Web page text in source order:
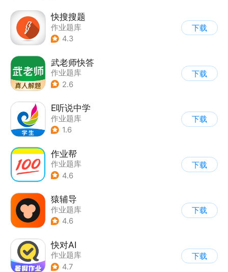
快搜搜题
作业题库
4.3
下载
武老师快答
作业题库
2.6
下载
E听说中学
作业题库
1.6
下载
作业帮
作业题库
4.6
下载
猿辅导
作业题库
4.6
下载
快对AI
作业题库
4.7
下载